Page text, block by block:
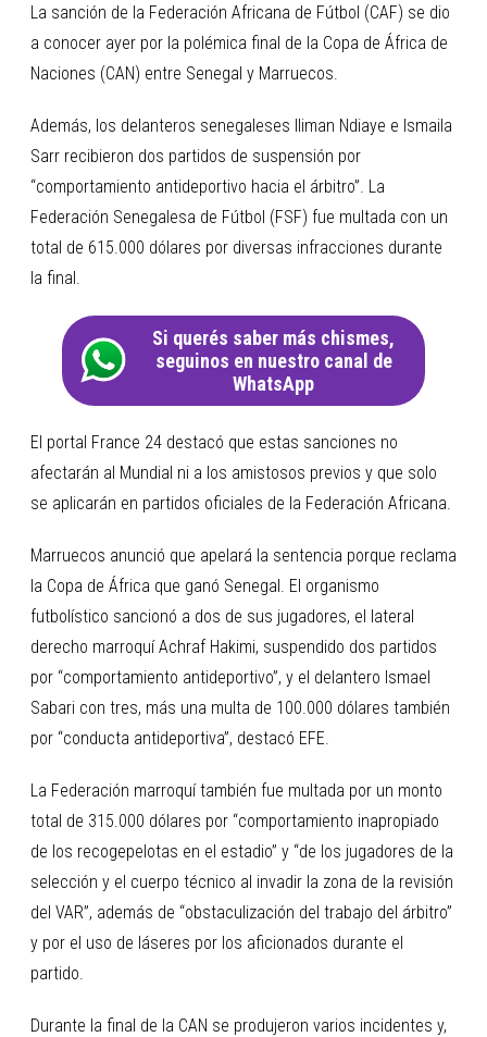
La sanción de la Federación Africana de Fútbol (CAF) se dio
a conocer ayer por la polémica final de la Copa de África de
Naciones (CAN) entre Senegal y Marruecos.
Además, los delanteros senegaleses Iliman Ndiaye e Ismaila
Sarr recibieron dos partidos de suspensión por
“comportamiento antideportivo hacia el árbitro”. La
Federación Senegalesa de Fútbol (FSF) fue multada con un
total de 615.000 dólares por diversas infracciones durante
la final.
Si querés saber más chismes,
seguinos en nuestro canal de
WhatsApp
El portal France 24 destacó que estas sanciones no
afectarán al Mundial ni a los amistosos previos y que solo
se aplicarán en partidos oficiales de la Federación Africana.
Marruecos anunció que apelará la sentencia porque reclama
la Copa de África que ganó Senegal. El organismo
futbolístico sancionó a dos de sus jugadores, el lateral
derecho marroquí Achraf Hakimi, suspendido dos partidos
por “comportamiento antideportivo”, y el delantero Ismael
Sabari con tres, más una multa de 100.000 dólares también
por “conducta antideportiva”, destacó EFE.
La Federación marroquí también fue multada por un monto
total de 315.000 dólares por “comportamiento inapropiado
de los recogepelotas en el estadio” y “de los jugadores de la
selección y el cuerpo técnico al invadir la zona de la revisión
del VAR”, además de “obstaculización del trabajo del árbitro”
y por el uso de láseres por los aficionados durante el
partido.
Durante la final de la CAN se produjeron varios incidentes y,